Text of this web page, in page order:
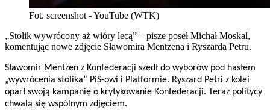
Fot. screenshot - YouTube (WTK)
„Stolik wywrócony aż wióry lecą” – pisze poseł Michał Moskal,
komentując nowe zdjęcie Sławomira Mentzena i Ryszarda Petru.
Sławomir Mentzen z Konfederacji szedł do wyborów pod hasłem
„wywrócenia stolika” PiS-owi i Platformie. Ryszard Petri z kolei
oparł swoją kampanię o krytykowanie Konfederacji. Teraz politycy
chwalą się wspólnym zdjęciem.